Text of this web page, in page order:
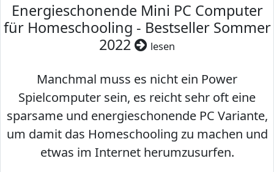
Energieschonende Mini PC Computer
für Homeschooling - Bestseller Sommer
2022
lesen
Manchmal muss es nicht ein Power
Spielcomputer sein, es reicht sehr oft eine
sparsame und energieschonende PC Variante,
um damit das Homeschooling zu machen und
etwas im Internet herumzusurfen.